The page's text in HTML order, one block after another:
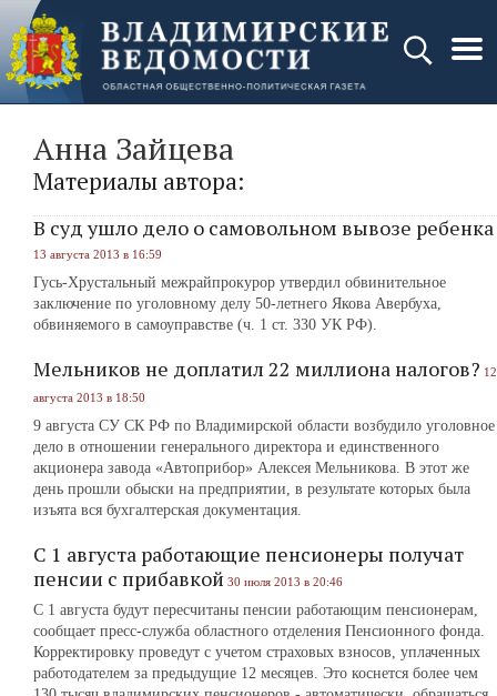
Анна Зайцева
Материалы автора:
В суд ушло дело о самовольном вывозе ребенка
13 августа 2013 в 16:59
Гусь-Хрустальный межрайпрокурор утвердил обвинительное
заключение по уголовному делу 50-летнего Якова Авербуха,
обвиняемого в самоуправстве (ч. 1 ст. 330 УК РФ).
Мельников не доплатил 22 миллиона налогов? 12
августа 2013 в 18:50
9 августа СУ СК РФ по Владимирской области возбудило уголовное
дело в отношении генерального директора и единственного
акционера завода «Автоприбор» Алексея Мельникова. В этот же
день прошли обыски на предприятии, в результате которых была
изъята вся бухгалтерская документация.
С 1 августа работающие пенсионеры получат
пенсии с прибавкой 30 июля 2013 в 20:46
С 1 августа будут пересчитаны пенсии работающим пенсионерам,
сообщает пресс-служба областного отделения Пенсионного фонда.
Корректировку проведут с учетом страховых взносов, уплаченных
работодателем за предыдущие 12 месяцев. Это коснется более чем